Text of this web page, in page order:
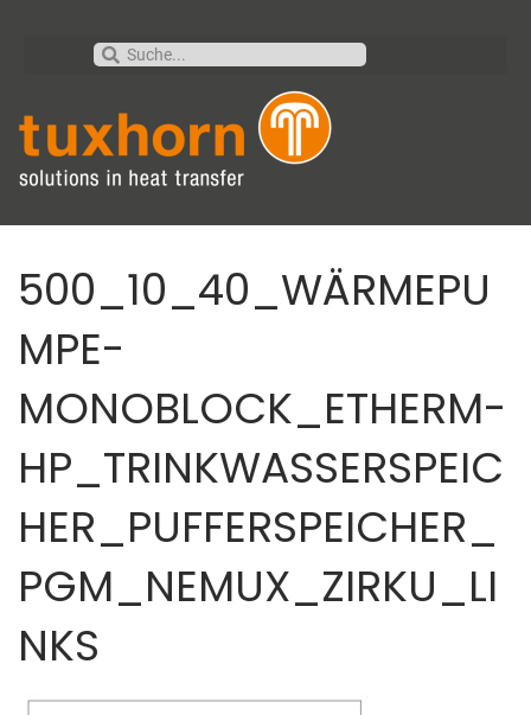
500_10_40_WÄRMEPU
MPE-
MONOBLOCK_ETHERM-
HP_TRINKWASSERSPEIC
HER_PUFFERSPEICHER_
PGM_NEMUX_ZIRKU_LI
NKS